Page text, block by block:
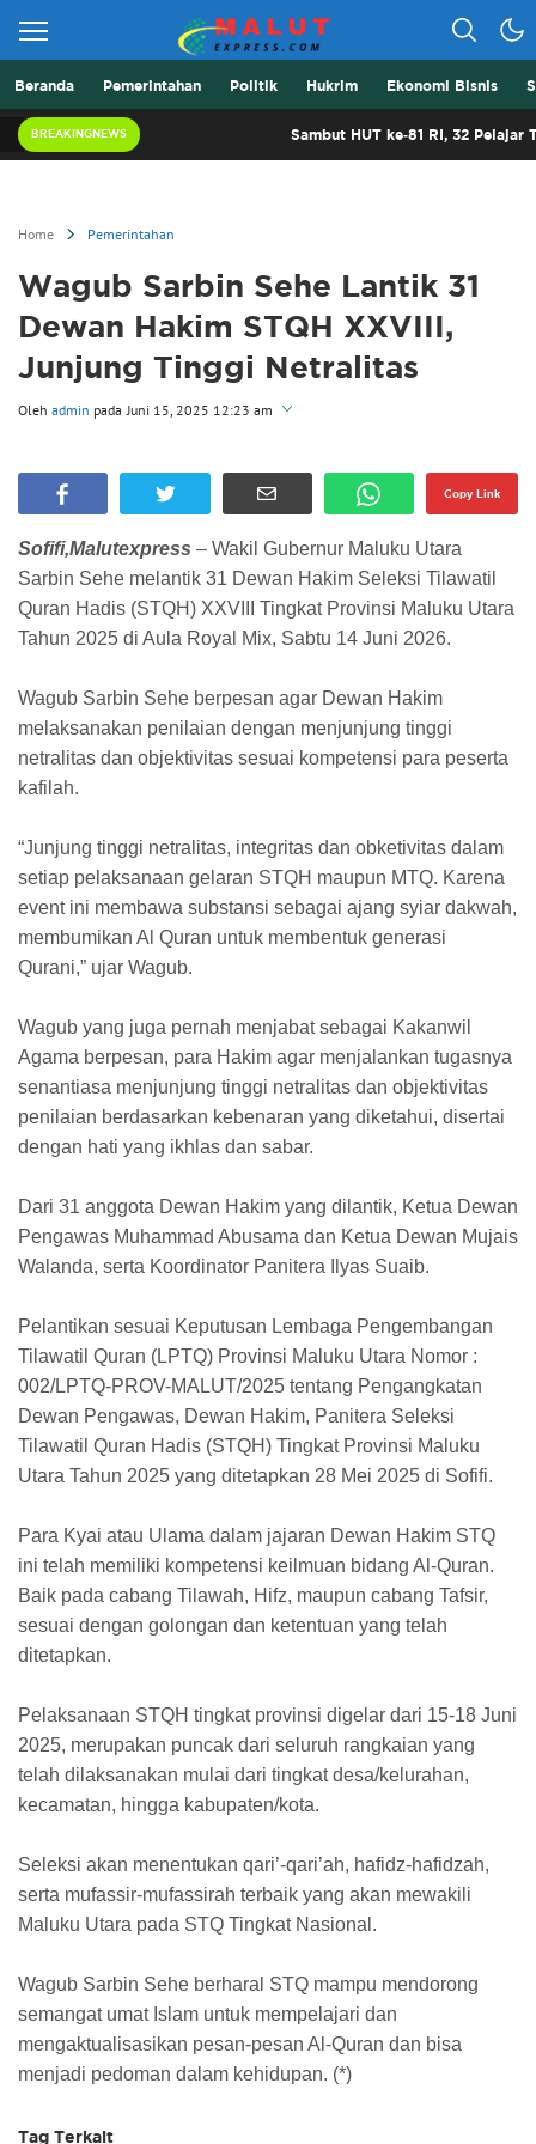
Malut Express
Beranda Pemerintahan Politik Hukrim Ekonomi Bisnis
BREAKINGNEWS Sambut HUT ke-81 RI, 32 Pelajar
Home Pemerintahan
Wagub Sarbin Sehe Lantik 31
Dewan Hakim STQH XXVIII,
Junjung Tinggi Netralitas
Oleh admin pada Juni 15, 2025 12:23 am
Copy Link
Sofifi,Malutexpress – Wakil Gubernur Maluku Utara
Sarbin Sehe melantik 31 Dewan Hakim Seleksi Tilawatil
Quran Hadis (STQH) XXVIII Tingkat Provinsi Maluku Utara
Tahun 2025 di Aula Royal Mix, Sabtu 14 Juni 2026.
Wagub Sarbin Sehe berpesan agar Dewan Hakim
melaksanakan penilaian dengan menjunjung tinggi
netralitas dan objektivitas sesuai kompetensi para peserta
kafilah.
“Junjung tinggi netralitas, integritas dan obketivitas dalam
setiap pelaksanaan gelaran STQH maupun MTQ. Karena
event ini membawa substansi sebagai ajang syiar dakwah,
membumikan Al Quran untuk membentuk generasi
Qurani,” ujar Wagub.
Wagub yang juga pernah menjabat sebagai Kakanwil
Agama berpesan, para Hakim agar menjalankan tugasnya
senantiasa menjunjung tinggi netralitas dan objektivitas
penilaian berdasarkan kebenaran yang diketahui, disertai
dengan hati yang ikhlas dan sabar.
Dari 31 anggota Dewan Hakim yang dilantik, Ketua Dewan
Pengawas Muhammad Abusama dan Ketua Dewan Mujais
Walanda, serta Koordinator Panitera Ilyas Suaib.
Pelantikan sesuai Keputusan Lembaga Pengembangan
Tilawatil Quran (LPTQ) Provinsi Maluku Utara Nomor :
002/LPTQ-PROV-MALUT/2025 tentang Pengangkatan
Dewan Pengawas, Dewan Hakim, Panitera Seleksi
Tilawatil Quran Hadis (STQH) Tingkat Provinsi Maluku
Utara Tahun 2025 yang ditetapkan 28 Mei 2025 di Sofifi.
Para Kyai atau Ulama dalam jajaran Dewan Hakim STQ
ini telah memiliki kompetensi keilmuan bidang Al-Quran.
Baik pada cabang Tilawah, Hifz, maupun cabang Tafsir,
sesuai dengan golongan dan ketentuan yang telah
ditetapkan.
Pelaksanaan STQH tingkat provinsi digelar dari 15-18 Juni
2025, merupakan puncak dari seluruh rangkaian yang
telah dilaksanakan mulai dari tingkat desa/kelurahan,
kecamatan, hingga kabupaten/kota.
Seleksi akan menentukan qari’-qari’ah, hafidz-hafidzah,
serta mufassir-mufassirah terbaik yang akan mewakili
Maluku Utara pada STQ Tingkat Nasional.
Wagub Sarbin Sehe berharal STQ mampu mendorong
semangat umat Islam untuk mempelajari dan
mengaktualisasikan pesan-pesan Al-Quran dan bisa
menjadi pedoman dalam kehidupan. (*)
Tag Terkait